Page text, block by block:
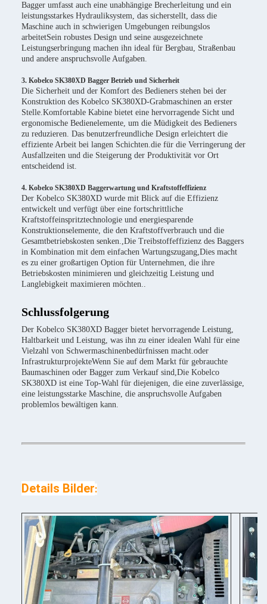
Bagger umfasst auch eine unabhängige Brecherleitung und ein
leistungsstarkes Hydrauliksystem, das sicherstellt, dass die
Maschine auch in schwierigen Umgebungen reibungslos
arbeitetSein robustes Design und seine ausgezeichnete
Leistungserbringung machen ihn ideal für Bergbau, Straßenbau
und andere anspruchsvolle Aufgaben.
3. Kobelco SK380XD Bagger Betrieb und Sicherheit
Die Sicherheit und der Komfort des Bedieners stehen bei der
Konstruktion des Kobelco SK380XD-Grabmaschinen an erster
Stelle.Komfortable Kabine bietet eine hervorragende Sicht und
ergonomische Bedienelemente, um die Müdigkeit des Bedieners
zu reduzieren. Das benutzerfreundliche Design erleichtert die
effiziente Arbeit bei langen Schichten.die für die Verringerung der
Ausfallzeiten und die Steigerung der Produktivität vor Ort
entscheidend ist.
4. Kobelco SK380XD Baggerwartung und Kraftstoffeffizienz
Der Kobelco SK380XD wurde mit Blick auf die Effizienz
entwickelt und verfügt über eine fortschrittliche
Kraftstoffeinspritztechnologie und energiesparende
Konstruktionselemente, die den Kraftstoffverbrauch und die
Gesamtbetriebskosten senken.,Die Treibstoffeffizienz des Baggers
in Kombination mit dem einfachen Wartungszugang,Dies macht
es zu einer großartigen Option für Unternehmen, die ihre
Betriebskosten minimieren und gleichzeitig Leistung und
Langlebigkeit maximieren möchten..
Schlussfolgerung
Der Kobelco SK380XD Bagger bietet hervorragende Leistung,
Haltbarkeit und Leistung, was ihn zu einer idealen Wahl für eine
Vielzahl von Schwermaschinenbedürfnissen macht.oder
InfrastrukturprojekteWenn Sie auf dem Markt für gebrauchte
Baumaschinen oder Bagger zum Verkauf sind,Die Kobelco
SK380XD ist eine Top-Wahl für diejenigen, die eine zuverlässige,
eine leistungsstarke Maschine, die anspruchsvolle Aufgaben
problemlos bewältigen kann.
Details Bilder: